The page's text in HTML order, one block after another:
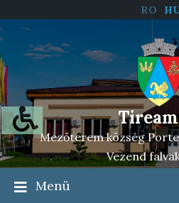
RO
Mezőterem község
Vezend
Menü